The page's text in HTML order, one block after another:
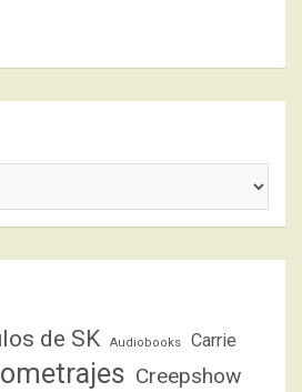
de SK Audiobooks Carrie
Creepshow